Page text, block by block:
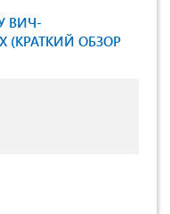
ВИЧ-
ОБЗОР